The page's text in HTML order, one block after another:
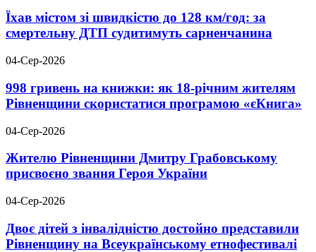
Їхав містом зі швидкістю до 128 км/год: за
смертельну ДТП судитимуть сарненчанина
04-Сер-2026
998 гривень на книжки: як 18-річним жителям
Рівненщини скористатися програмою «єКнига»
04-Сер-2026
Жителю Рівненщини Дмитру Грабовському
присвоєно звання Героя України
04-Сер-2026
Двоє дітей з інвалідністю достойно представили
Рівненщину на Всеукраїнському етнофестивалі